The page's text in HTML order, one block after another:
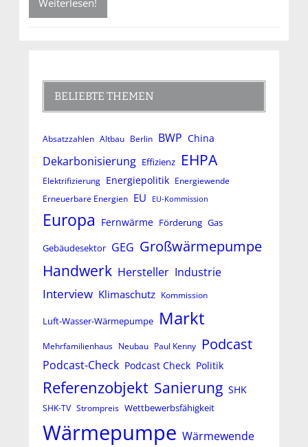
Weiterlesen!
BELIEBTE THEMEN
Absatzzahlen Altbau Berlin BWP China
Dekarbonisierung Effizienz EHPA
Elektrifizierung Energiepolitik Energiewende
Erneuerbare Energien EU EU-Kommission
Europa Fernwärme Förderung Gas
Gebäudesektor GEG Großwärmepumpe
Handwerk Hersteller Industrie
Interview Klimaschutz Kommission
Luft-Wasser-Wärmepumpe Markt
Mehrfamilienhaus Neubau Paul Kenny Podcast
Podcast-Check Podcast Check Politik
Referenzobjekt Sanierung SHK
SHK-TV Strompreis Wettbewerbsfähigkeit
Wärmepumpe Wärmewende